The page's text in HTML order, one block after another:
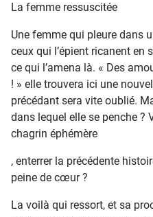
La femme ressuscitée
Une femme qui pleure dans
ceux qui l’épient ricanent en
ce qui l’amena là. « Des
! » elle trouvera ici une
précédant sera vite oublié.
dans lequel elle se penche ?
chagrin éphémère
, enterrer la précédente
peine de cœur ?
La voilà qui ressort, et sa